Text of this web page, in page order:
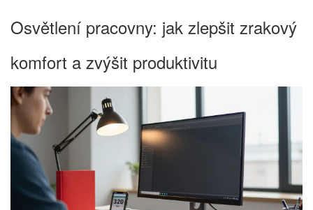
Osvětlení pracovny: jak zlepšit zrakový
komfort a zvýšit produktivitu